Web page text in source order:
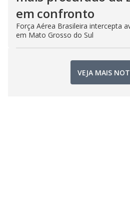
em confronto
Força Aérea Brasileira intercepta
em Mato Grosso do Sul
VEJA MAIS